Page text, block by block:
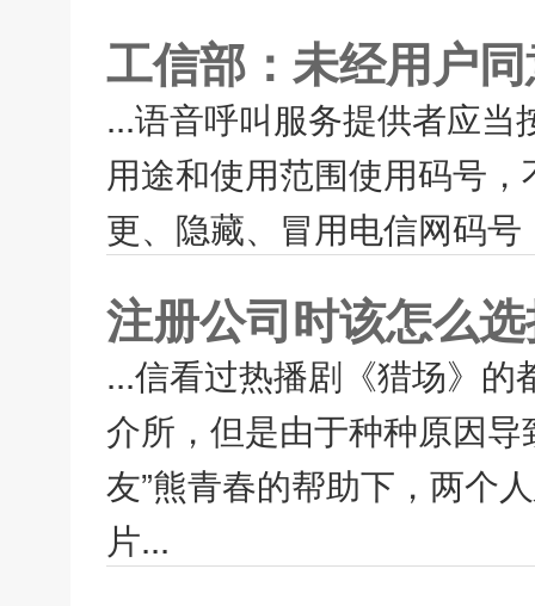
工信部：未经用户
...语音呼叫服务提供者应
用途和使用范围使用码号
更、隐藏、冒用电信网码
注册公司时该怎么
...信看过热播剧《猎场》
介所，但是由于种种原因
友”熊青春的帮助下，两个
片...